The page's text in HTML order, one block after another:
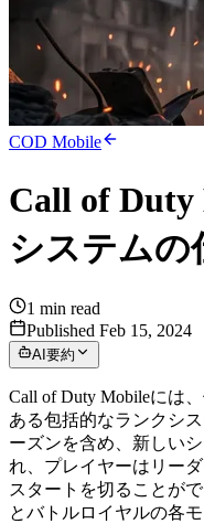
COD Mobile
Call of
システムの
1 min read
Published Feb 15, 2024
AI要約
Call of Duty Mobileには
ある包括的なランクシ
ーズンを含め、新しい
れ、プレイヤーはリー
スタートを切ることが
とバトルロイヤルの各